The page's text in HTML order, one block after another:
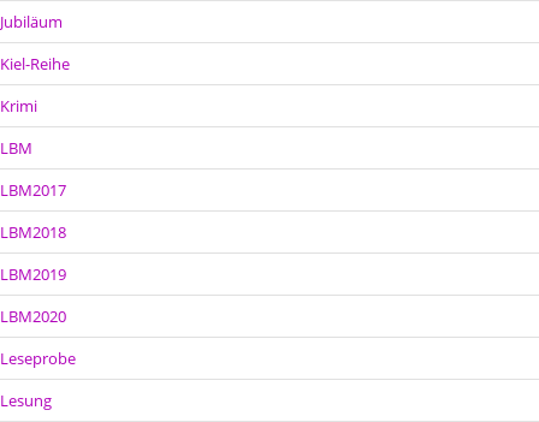
Jubiläum
Kiel-Reihe
Krimi
LBM
LBM2017
LBM2018
LBM2019
LBM2020
Leseprobe
Lesung